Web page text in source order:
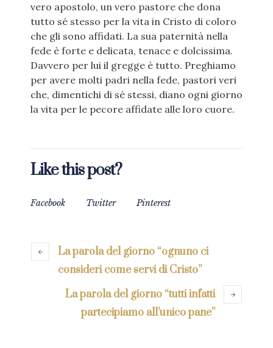
vero apostolo, un vero pastore che dona
tutto sé stesso per la vita in Cristo di coloro
che gli sono affidati. La sua paternità nella
fede è forte e delicata, tenace e dolcissima.
Davvero per lui il gregge è tutto. Preghiamo
per avere molti padri nella fede, pastori veri
che, dimentichi di sé stessi, diano ogni giorno
la vita per le pecore affidate alle loro cuore.
Like this post?
Facebook Twitter Pinterest
La parola del giorno “ognuno ci
consideri come servi di Cristo”
La parola del giorno “tutti infatti
partecipiamo all’unico pane”